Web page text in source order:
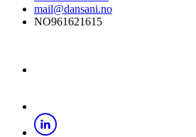
mail@dansani.no
NO961621615